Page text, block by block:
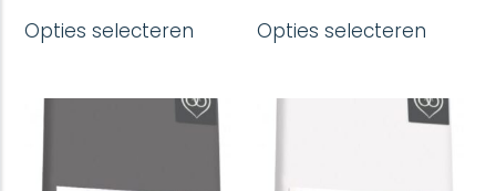
Opties selecteren product
variaties.
Deze
optie
kan
Opties selecteren
Deze